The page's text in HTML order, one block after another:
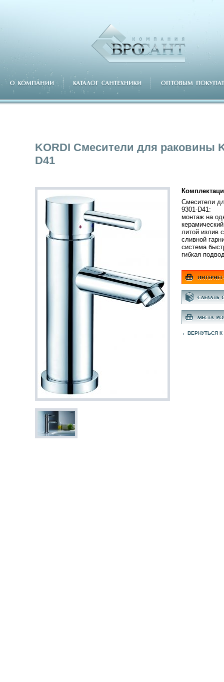
KORDI Смесители для раковины
D41
Смесители
9301-D41:
монтаж на
литой излив
сливной
система
гибкая
ВЕРНУТЬСЯ К